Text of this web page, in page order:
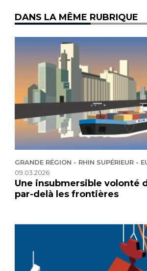
DANS LA MÊME RUBRIQUE
GRANDE RÉGION - RHIN SUPÉRIEUR -
09.03.2026
Une insubmersible volonté
par-delà les frontières